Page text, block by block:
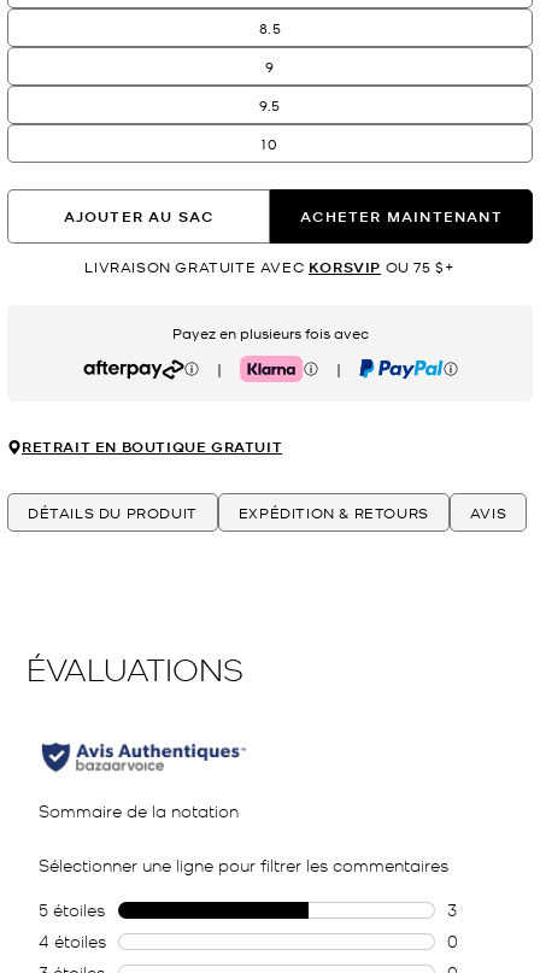
8.5
9
9.5
10
AJOUTER AU SAC ACHETER MAINTENANT
LIVRAISON GRATUITE AVEC KORSVIP OU 75 $+
Payez en plusieurs fois avec
Afterpay | Klarna | PayPal
RETRAIT EN BOUTIQUE GRATUIT
DÉTAILS DU PRODUIT EXPÉDITION & RETOURS AVIS